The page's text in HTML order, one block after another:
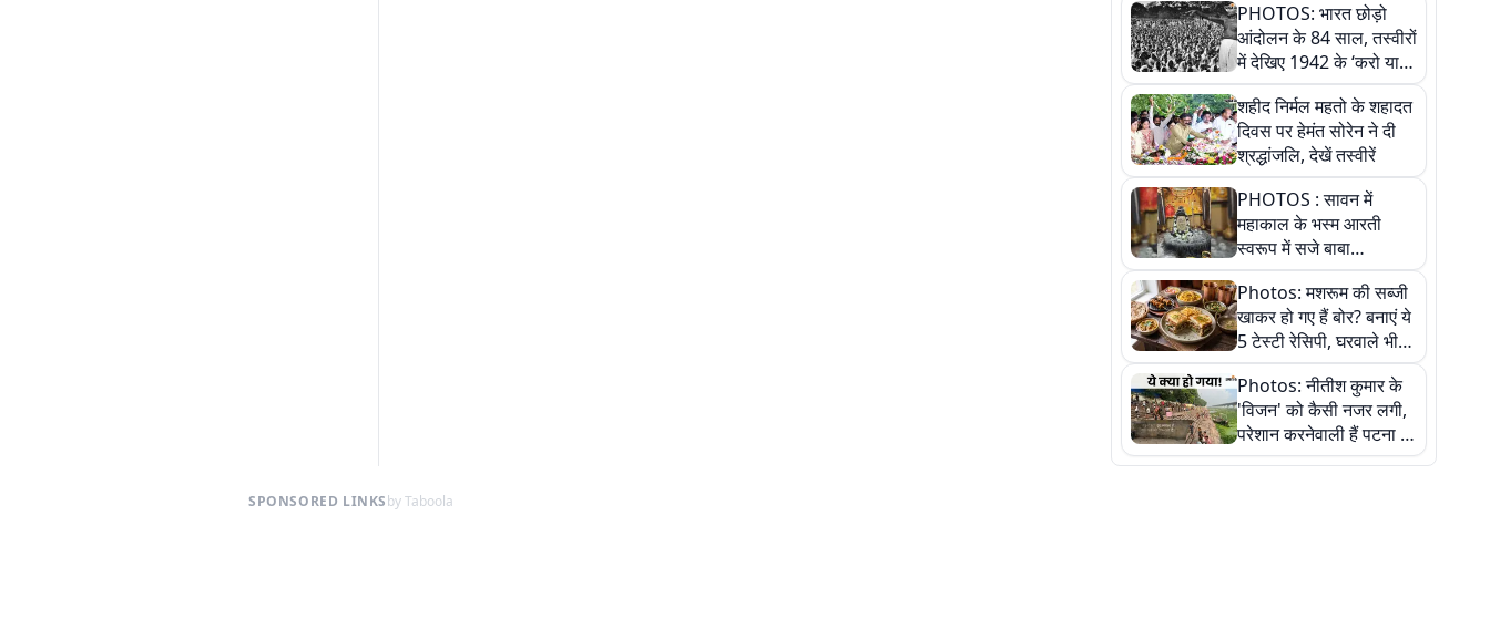
PHOTOS: भारत छोड़ो
आंदोलन के 84 साल, तस्वीरों
में देखिए 1942 के ‘करो या
मरो’ आंदोलन की कहानी
शहीद निर्मल महतो के शहादत
दिवस पर हेमंत सोरेन ने दी
श्रद्धांजलि, देखें तस्वीरें
PHOTOS : सावन में
महाकाल के भस्म आरती
स्वरूप में सजे बाबा
औघड़दानी, तस्वीरों में करें
अद्भुत दर्शन
Photos: मशरूम की सब्जी
खाकर हो गए हैं बोर? बनाएं ये
5 टेस्टी रेसिपी, घरवाले भी
मांगेंगे बार-बार
Photos: नीतीश कुमार के
'विजन' को कैसी नजर लगी,
परेशान करनेवाली हैं पटना में
गंगा घाट की ये 11 तस्वीरें
SPONSORED LINKSby Taboola